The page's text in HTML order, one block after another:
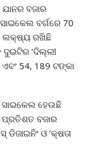
ବଜାର
ବର୍ଗରେ 70
ଲକ୍ଷ୍ୟ ରଖିଛି
ଦୁଇଟିର ’ଦିଲ୍ଲୀ
54, 189 ଟଙ୍କା
ହେଉଛି
ପ୍ରତିଶତ ବଜାର
ଓ ’କ୍ଷତା